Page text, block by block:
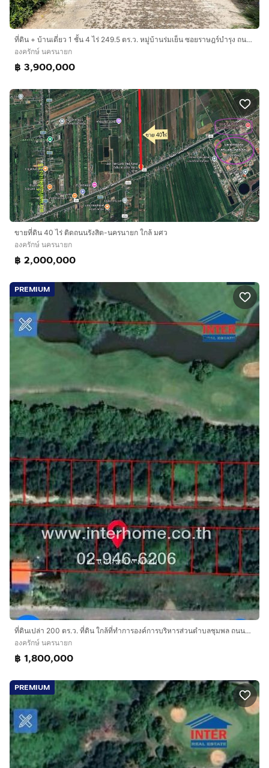
ที่ดิน + บ้านเดี่ยว 1 ชั้น 4 ไร่ 249.5 ตร.ว. หมู่บ้านร่มเย็น ซอยราษฎร์บำรุง ถนนรังสิต-นครนายก องครักษ์ นครนายก
องครักษ์ นครนายก
฿ 3,900,000
ขายที่ดิน 40 ไร่ ติดถนนรังสิต-นครนายก ใกล้ มศว
องครักษ์ นครนายก
฿ 2,000,000
PREMIUM
ที่ดินเปล่า 200 ตร.ว. ที่ดิน ใกล้ที่ทำการองค์การบริหารส่วนตำบลชุมพล ถนนลำลูกกา ถนนรังสิต-นครนายก องครักษ์ นครนายก
องครักษ์ นครนายก
฿ 1,800,000
PREMIUM